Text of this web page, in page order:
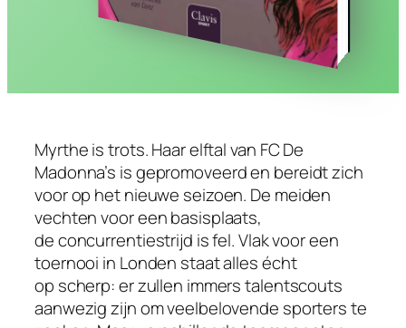
Myrthe is trots. Haar elftal van FC De
Madonna’s is gepromoveerd en bereidt zich
voor op het nieuwe seizoen. De meiden
vechten voor een basisplaats,
de concurrentiestrijd is fel. Vlak voor een
toernooi in Londen staat alles écht
op scherp: er zullen immers talentscouts
aanwezig zijn om veelbelovende sporters te